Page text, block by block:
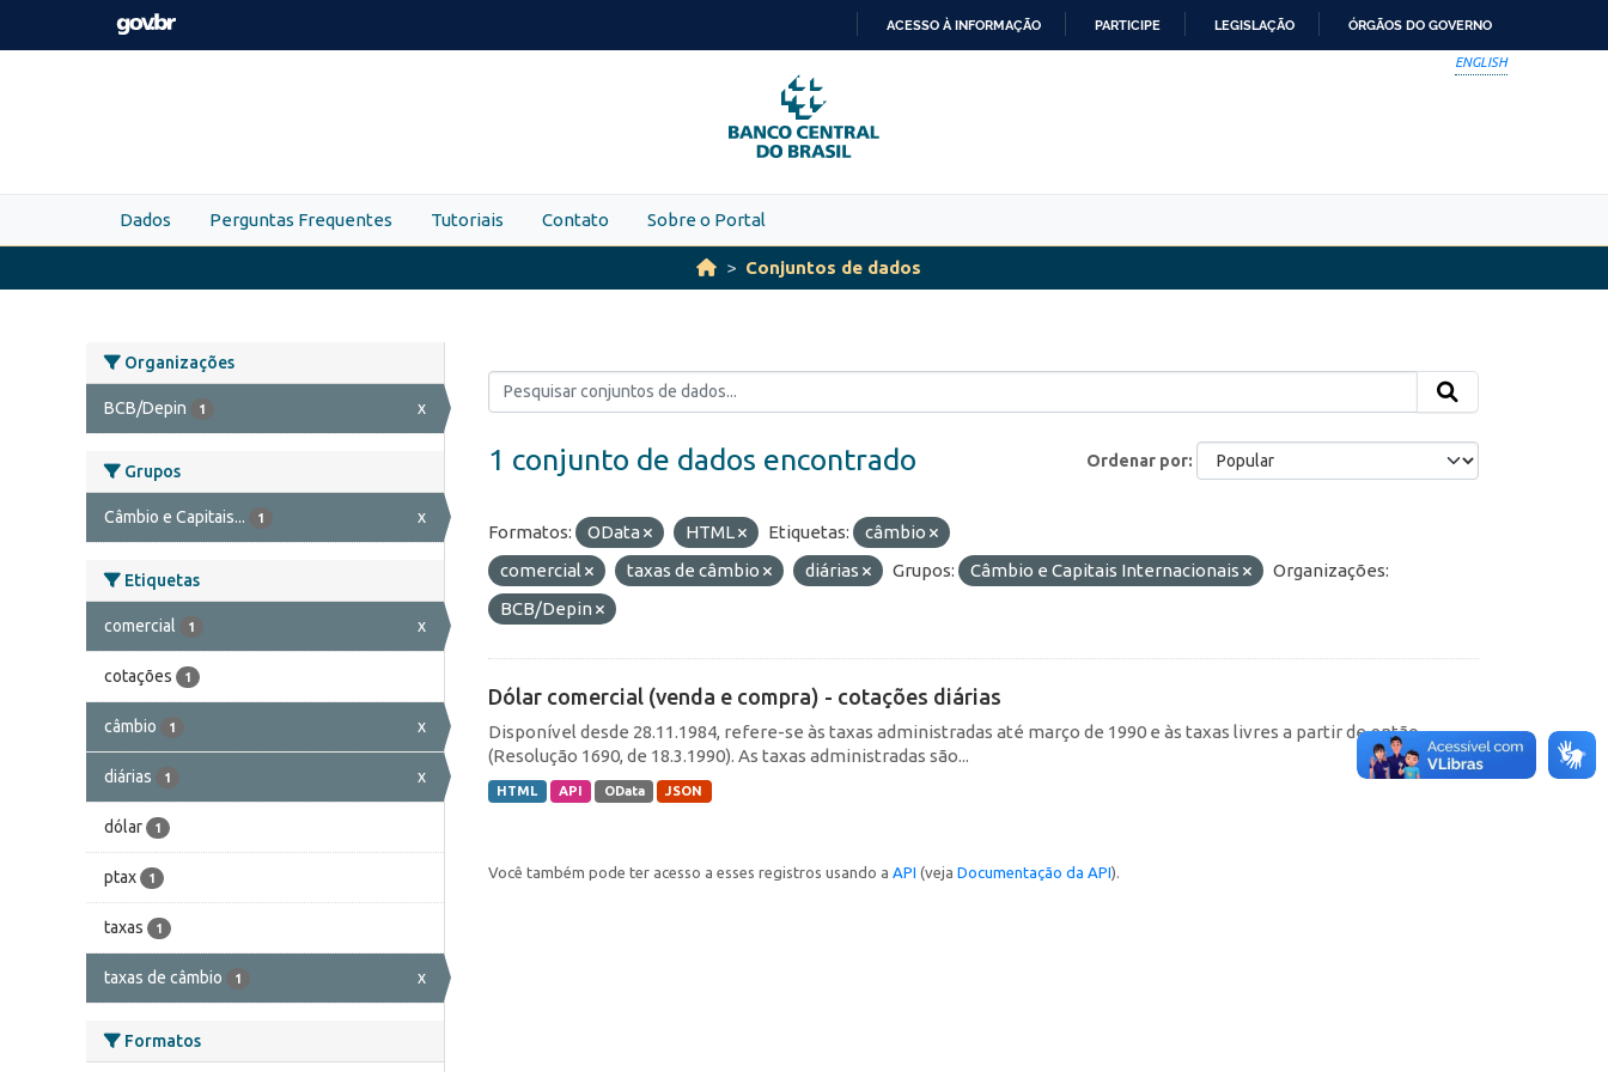
Skip to main content
PARA
O
CONTEÚDO
ACESSO À INFORMAÇÃO PARTICIPE LEGISLAÇÃO ÓRGÃOS DO GOVERNO
ENGLISH
Dados Perguntas Frequentes Tutoriais Contato Sobre o Portal
Conjuntos de dados
Organizações
BCB/Depin 1 x
Grupos
Câmbio e Capitais... 1 x
Etiquetas
comercial 1 x
cotações 1
câmbio 1 x
diárias 1 x
dólar 1
ptax 1
taxas 1
taxas de câmbio 1 x
Formatos
Ordenar por
1 conjunto de dados encontrado
Formatos: OData HTML Etiquetas:
câmbio
comercial
taxas de câmbio diárias Grupos: Câmbio e Capitais Internacionais
Organizações:
BCB/Depin
Dólar comercial (venda e compra) - cotações diárias
Disponível desde 28.11.1984, refere-se às taxas administradas até março de 1990 e às taxas livres a partir de então
(Resolução 1690, de 18.3.1990). As taxas administradas são...
HTML API OData JSON
Você também pode ter acesso a esses registros usando a API (veja Documentação da API).